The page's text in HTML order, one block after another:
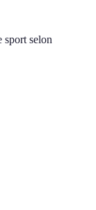
sport selon